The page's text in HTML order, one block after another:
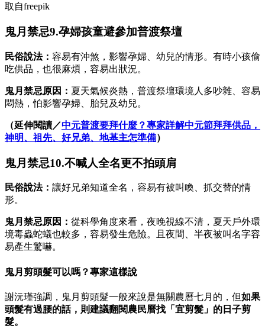
取自freepik
鬼月禁忌9.孕婦孩童避參加普渡祭壇
民俗說法： 容易有沖煞，影響孕婦、幼兒的情形。有時小孩偷
吃供品，也很麻煩，容易出狀況。
鬼月禁忌原因： 夏天氣候炎熱，普渡祭壇環境人多吵雜、容易
悶熱，怕影響孕婦、胎兒及幼兒。
（延伸閱讀／中元普渡要拜什麼？專家詳解中元節拜拜供品，
神明、祖先、好兄弟、地基主怎準備）
鬼月禁忌10.不喊人全名更不拍頭肩
民俗說法： 讓好兄弟知道全名，容易有被叫喚、抓交替的情
形。
鬼月禁忌原因： 從科學角度來看，夜晚視線不清，夏天戶外環
境毒蟲蛇蟻也較多，容易發生危險。且夜間、半夜被叫名字容
易產生驚嚇。
鬼月剪頭髮可以嗎？專家這樣說
謝沅瑾強調，鬼月剪頭髮一般來說是無關農曆七月的，但如果
頭髮有過腰的話，則建議翻閱農民曆找「宜剪髮」的日子剪
髮。